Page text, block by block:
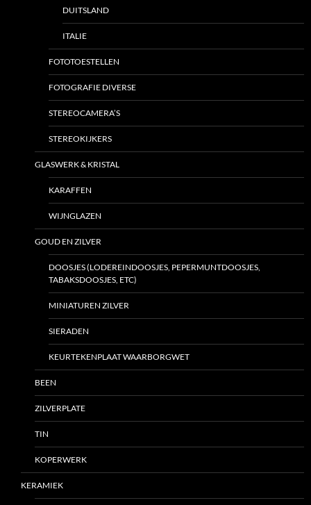
DUITSLAND
ITALIE
FOTOTOESTELLEN
FOTOGRAFIE DIVERSE
STEREOCAMERA’S
STEREOKIJKERS
GLASWERK & KRISTAL
KARAFFEN
WIJNGLAZEN
GOUD EN ZILVER
DOOSJES (LODEREINDOOSJES, PEPERMUNTDOOSJES,
TABAKSDOOSJES, ETC)
MINIATUREN ZILVER
SIERADEN
KEURTEKENPLAAT WAARBORGWET
BEEN
ZILVERPLATE
TIN
KOPERWERK
KERAMIEK